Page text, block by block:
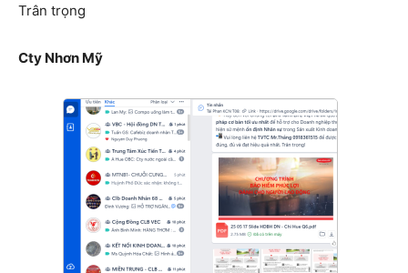
Trân trọng
Cty Nhơn Mỹ